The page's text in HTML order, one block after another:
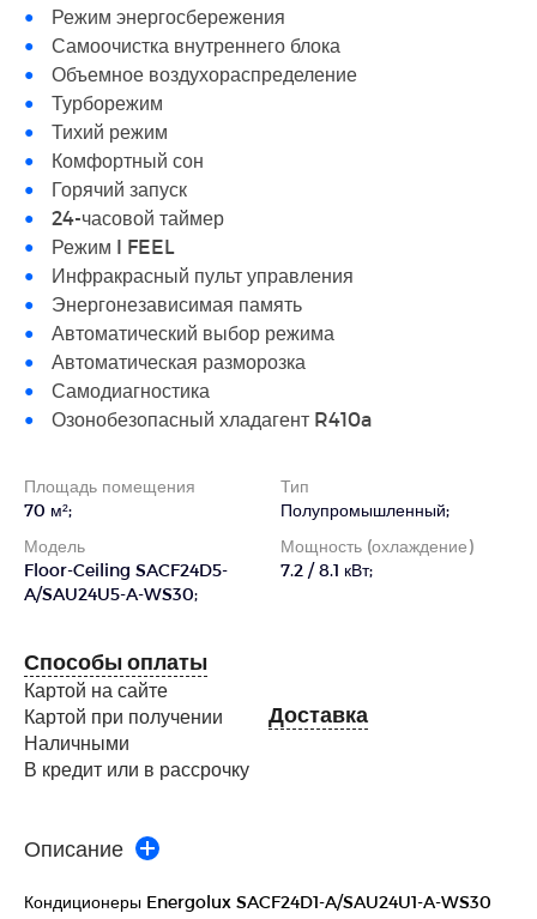
Режим энергосбережения
Самоочистка внутреннего блока
Объемное воздухораспределение
Турборежим
Тихий режим
Комфортный сон
Горячий запуск
24-часовой таймер
Режим I FEEL
Инфракрасный пульт управления
Энергонезависимая память
Автоматический выбор режима
Автоматическая разморозка
Самодиагностика
Озонобезопасный хладагент R410a
Площадь помещения
70 м²;
Тип
Полупромышленный;
Модель
Floor-Ceiling SACF24D5-
A/SAU24U5-A-WS30;
Мощность (охлаждение)
7.2 / 8.1 кВт;
Способы оплаты
Картой на сайте
Картой при получении
Наличными
В кредит или в рассрочку
Доставка
Описание
Кондиционеры Energolux SACF24D1-A/SAU24U1-A-WS30